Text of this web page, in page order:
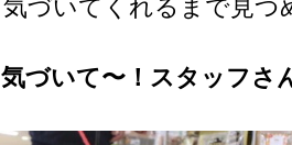
気づいてくれるまで見つ
気づいて〜！スタッフさ